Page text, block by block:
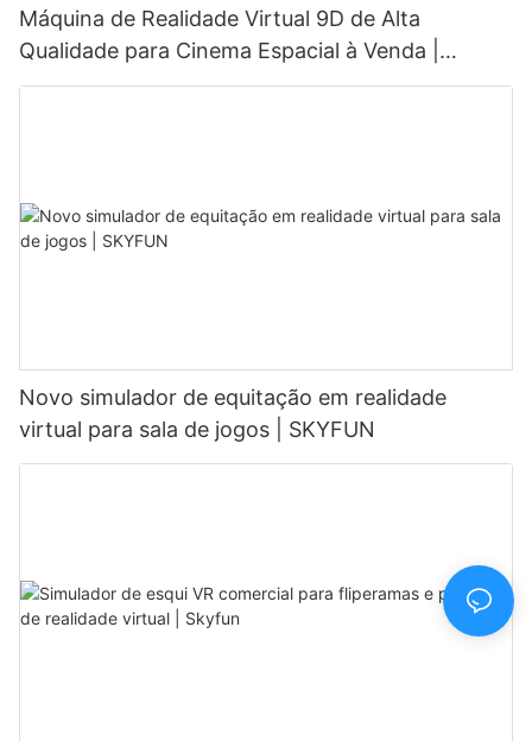
Máquina de Realidade Virtual 9D de Alta
Qualidade para Cinema Espacial à Venda |
SKYFUN
Novo simulador de equitação em realidade
virtual para sala de jogos | SKYFUN